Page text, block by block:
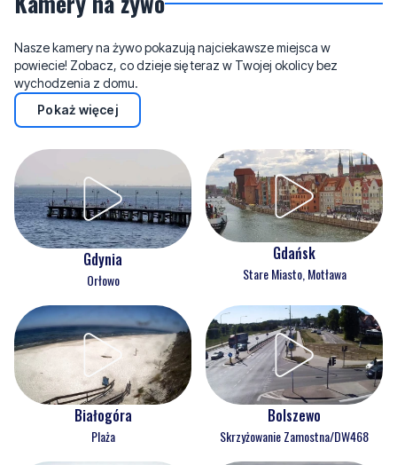
Nasze kamery na żywo pokazują najciekawsze miejsca w
powiecie! Zobacz, co dzieje się teraz w Twojej okolicy bez
wychodzenia z domu.
Pokaż więcej
Gdynia
Orłowo
Gdańsk
Stare Miasto, Motława
Białogóra
Plaża
Bolszewo
Skrzyżowanie Zamostna/DW468